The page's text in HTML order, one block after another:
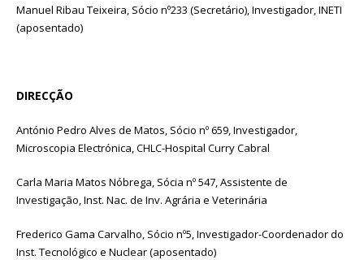
Manuel Ribau Teixeira, Sócio nº233 (Secretário), Investigador, INETI
(aposentado)
DIRECÇÃO
António Pedro Alves de Matos, Sócio nº 659, Investigador,
Microscopia Electrónica, CHLC-Hospital Curry Cabral
Carla Maria Matos Nóbrega, Sócia nº 547, Assistente de
Investigação, Inst. Nac. de Inv. Agrária e Veterinária
Frederico Gama Carvalho, Sócio nº5, Investigador-Coordenador do
Inst. Tecnológico e Nuclear (aposentado)